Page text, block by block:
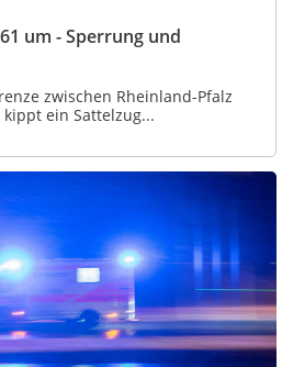
um - Sperrung und
zwischen Rheinland-Pfalz
ein Sattelzug...